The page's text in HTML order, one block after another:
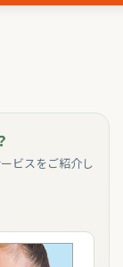
ビスをご紹介し